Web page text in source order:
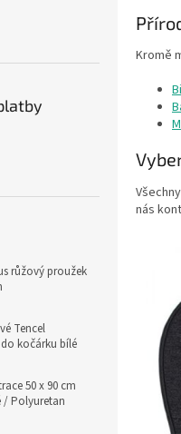
růžový proužek
Tencel
kočárku bílé
50 x 90 cm
/ Polyuretan
Kromě
nás